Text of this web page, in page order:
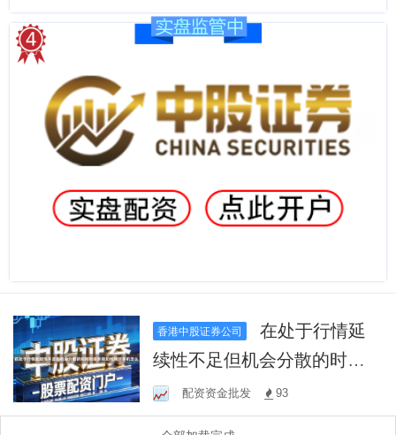
香港中股证券公司
在处于行情延
续性不足但机会分散的时期
阶段阶段如何用好手机怎么
配资资金批发 93